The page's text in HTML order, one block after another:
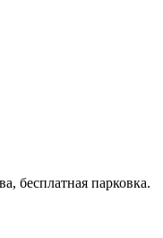
бесплатная парковка.